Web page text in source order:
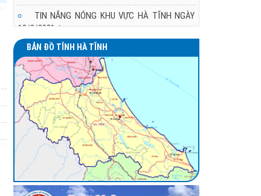
TIN NẮNG NÓNG KHU VỰC HÀ TĨNH NGÀY
18/8/2021()
TÌNH HÌNH NẮNG NÓNG Ở KHU VỰC HÀ TĨNH
()
BẢN ĐỒ TỈNH HÀ TĨNH